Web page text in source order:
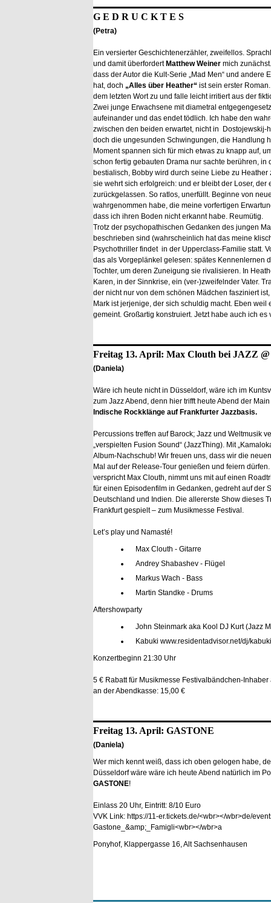
G E D R U C K T E S
(Petra)
Ein versierter Geschichtenerzähler, zweifellos.
und damit überfordert Matthew Weinermich
dass der Autor die Kult-Serie „Mad Men“ und andere
hat, doch „Alles über Heather“ist sein erster
dem letzten Wort zu und falle leicht irritiert aus der
Zwei junge Erwachsene mit diametral
aufeinander und das endet tödlich. Ich habe den
zwischen den beiden erwartet, nicht in Dostojewskij-
doch die ungesunden Schwingungen, die Handlung
Moment spannen sich für mich etwas zu knapp auf,
schon fertig gebauten Drama nur sachte berühren,
bestialisch, Bobby wird durch seine Liebe zu
sie wehrt sich erfolgreich: und er bleibt der Loser,
zurückgelassen. So ratlos, unerfüllt. Beginne von
wahrgenommen habe, die meine vorfertigen
dass ich ihren Boden nicht erkannt habe. Reumütig.
Trotz der psychopathischen Gedanken des jungen
beschrieben sind (wahrscheinlich hat das meine
Psychothriller findet in der Upperclass-Familie statt.
das als Vorgeplänkel gelesen: spätes Kennenlernen
Tochter, um deren Zuneigung sie rivalisieren. In
Karen, in der Sinnkrise, ein (ver-)zweifelnder Vater.
der nicht nur von dem schönen Mädchen fasziniert
Mark ist jerjenige, der sich schuldig macht. Eben weil
gemeint. Großartig konstruiert. Jetzt habe auch ich es
Freitag 13. April: Max Clouth bei JAZZ @
(Daniela)
Wäre ich heute nicht in Düsseldorf, wäre ich im
zum Jazz Abend, denn hier trifft heute Abend der
Indische Rockklänge auf Frankfurter Jazzbasis.
Percussions treffen auf Barock; Jazz und Weltmusik
„verspielten Fusion Sound“ (JazzThing). Mit
Album-Nachschub! Wir freuen uns, dass wir die
Mal auf der Release-Tour genießen und feiern
verspricht Max Clouth, nimmt uns mit auf einen
für einen Episodenfilm in Gedanken, gedreht auf der
Deutschland und Indien. Die allererste Show dieses
Frankfurt gespielt – zum Musikmesse Festival.
Let’s play und Namasté!
Max Clouth - Gitarre
Andrey Shabashev - Flügel
Markus Wach - Bass
Martin Standke - Drums
Aftershowparty
John Steinmark aka Kool DJ Kurt (Jazz
Kabuki www.residentadvisor.net/dj/kabuki
Konzertbeginn 21:30 Uhr
5 € Rabatt für Musikmesse Festivalbändchen-
an der Abendkasse: 15,00 €
Freitag 13. April: GASTONE
(Daniela)
Wer mich kennt weiß, dass ich oben gelogen habe,
Düsseldorf wäre wäre ich heute Abend natürlich im
GASTONE!
Einlass 20 Uhr, Eintritt: 8/10 Euro
VVK Link: https://11-er.tickets.de/<wbr></wbr>de/
Gastone_&amp;_Famigli<wbr></wbr>a
Ponyhof, Klappergasse 16, Alt Sachsenhausen